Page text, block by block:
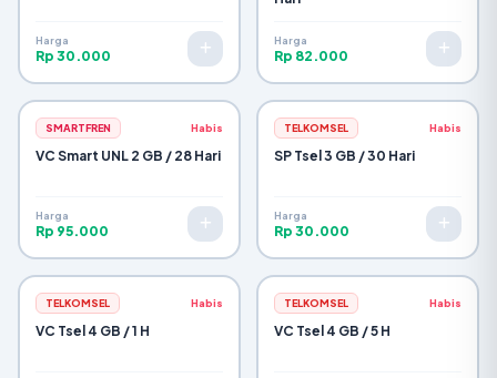
Harga
Rp 30.000
Harga
Rp 82.000
SMARTFREN Habis
VC Smart UNL 2 GB / 28 Hari
Harga
Rp 95.000
TELKOMSEL Habis
SP Tsel 3 GB / 30 Hari
Harga
Rp 30.000
TELKOMSEL Habis
VC Tsel 4 GB / 1 H
TELKOMSEL Habis
VC Tsel 4 GB / 5 H